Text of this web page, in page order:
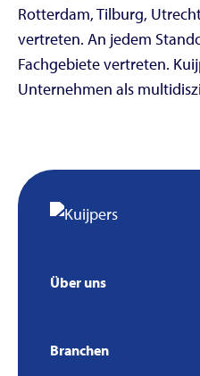
Rotterdam, Tilburg,
vertreten. An jedem
Fachgebiete vertreten.
Unternehmen als
Über uns
Branchen